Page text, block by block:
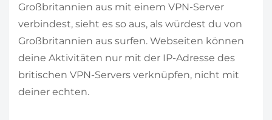
Großbritannien aus mit einem VPN-Server
verbindest, sieht es so aus, als würdest du von
Großbritannien aus surfen. Webseiten können
deine Aktivitäten nur mit der IP-Adresse des
britischen VPN-Servers verknüpfen, nicht mit
deiner echten.